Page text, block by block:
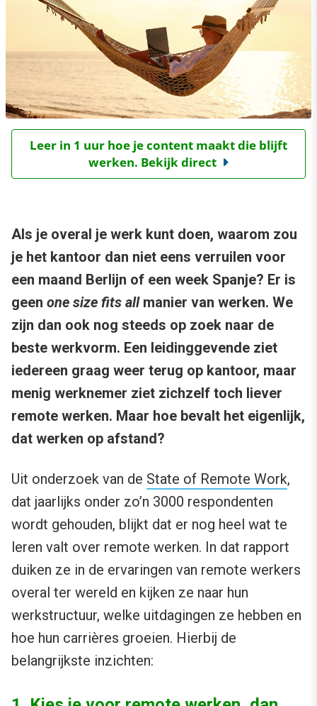
Leer in 1 uur hoe je content maakt die blijft
werken. Bekijk direct
Als je overal je werk kunt doen, waarom zou
je het kantoor dan niet eens verruilen voor
een maand Berlijn of een week Spanje? Er is
geen one size fits allmanier van werken. We
zijn dan ook nog steeds op zoek naar de
beste werkvorm. Een leidinggevende ziet
iedereen graag weer terug op kantoor, maar
menig werknemer ziet zichzelf toch liever
remote werken. Maar hoe bevalt het eigenlijk,
dat werken op afstand?
Uit onderzoek van de State of Remote Work,
dat jaarlijks onder zo’n 3000 respondenten
wordt gehouden, blijkt dat er nog heel wat te
leren valt over remote werken. In dat rapport
duiken ze in de ervaringen van remote werkers
overal ter wereld en kijken ze naar hun
werkstructuur, welke uitdagingen ze hebben en
hoe hun carrières groeien. Hierbij de
belangrijkste inzichten: